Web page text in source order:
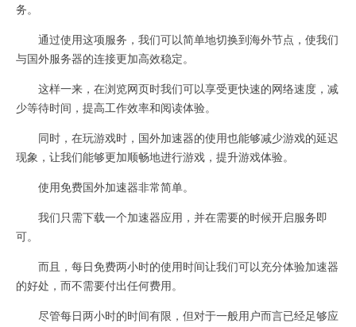
务。
通过使用这项服务，我们可以简单地切换到海外节点，使我们
与国外服务器的连接更加高效稳定。
这样一来，在浏览网页时我们可以享受更快速的网络速度，减
少等待时间，提高工作效率和阅读体验。
同时，在玩游戏时，国外加速器的使用也能够减少游戏的延迟
现象，让我们能够更加顺畅地进行游戏，提升游戏体验。
使用免费国外加速器非常简单。
我们只需下载一个加速器应用，并在需要的时候开启服务即
可。
而且，每日免费两小时的使用时间让我们可以充分体验加速器
的好处，而不需要付出任何费用。
尽管每日两小时的时间有限，但对于一般用户而言已经足够应